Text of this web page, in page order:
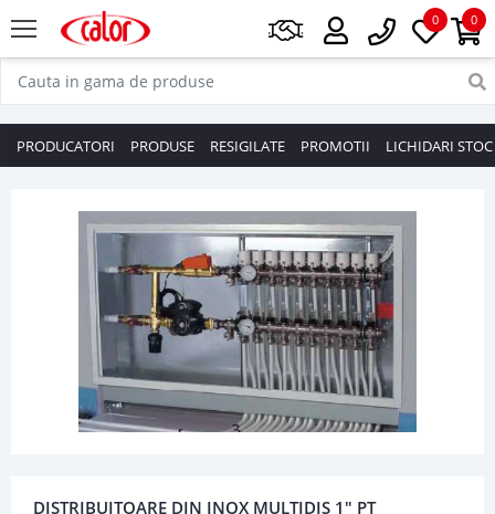
0
0
PRODUCATORI PRODUSE RESIGILATE PROMOTII LICHIDARI STOC
DISTRIBUITOARE DIN INOX MULTIDIS 1" PT